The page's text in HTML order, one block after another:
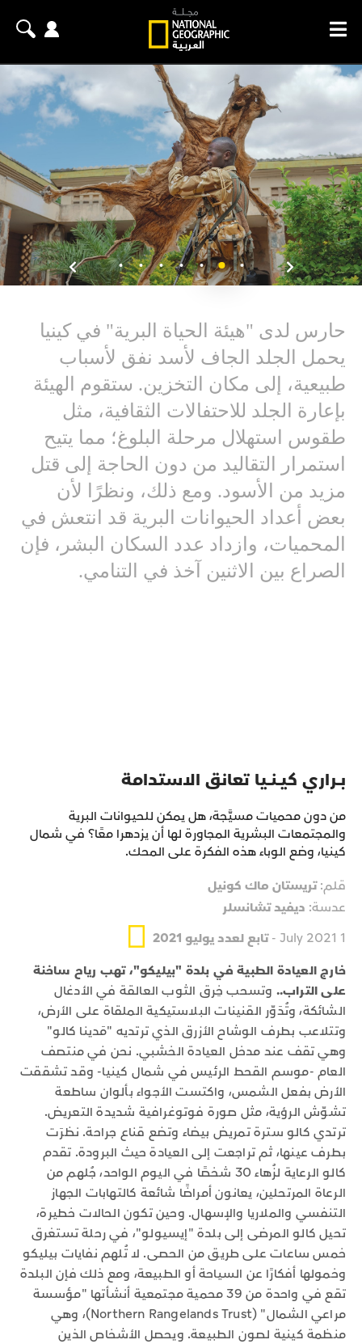
حارس لدى "هيئة الحياة البرية" في كينيا
يحمل الجلد الجاف لأسد نفق لأسباب
طبيعية، إلى مكان التخزين. ستقوم الهيئة
بإعارة الجلد للاحتفالات الثقافية، مثل
طقوس استهلال مرحلة البلوغ؛ مما يتيح
استمرار التقاليد من دون الحاجة إلى قتل
مزيد من الأسود. ومع ذلك، ونظرًا لأن
بعض أعداد الحيوانات البرية قد انتعش في
المحميات، وازداد عدد السكان البشر، فإن
الصراع بين الاثنين آخذ في التنامي.
بــراري كيــنــيا تعانق الاستدامة
من دون محميات مسيَّجة، هل يمكن للحيوانات البرية
والمجتمعات البشرية المجاورة لها أن يزدهرا معًا؟ في شمال
كينيا، وضع الوباء هذه الفكرة على المحك.
قلم:تريستان ماك كونيل
عدسة: ديفيد تشانسلر
1 July 2021 -
تابع لعدد يوليو 2021
خارج العيادة الطبية في بلدة "بيليكو"، تهب رياح ساخنة
على التراب.. وتسحب خِرق الثوب العالقة في الأدغال
الشائكة، وتُدَوّر القنينات البلاستيكية الملقاة على الأرض،
وتتلاعب بطرف الوشاح الأزرق الذي ترتديه "مَدينا كالو"
وهي تقف عند مدخل العيادة الخشبي. نحن في منتصف
العام -موسم القحط الرئيس في شمال كينيا- وقد تشققت
الأرض بفعل الشمس، واكتست الأجواء بألوان ساطعة
تشوّش الرؤية، مثل صورة فوتوغرافية شديدة التعريض.
ترتدي كالو سترة تمريض بيضاء وتضع قناع جراحة. نظرَت
بطرف عينها، ثم تراجعت إلى العيادة حيث البرودة. تقدم
كالو الرعاية لزُهاء 30 شخصًا في اليوم الواحد، جُلهم من
الرعاة المرتحلين، يعانون أمراضًا شائعة كالتهابات الجهاز
التنفسي والملاريا والإسهال. وحين تكون الحالات خطيرة،
تحيل كالو المرضى إلى بلدة "إيسيولو"، في رحلة تستغرق
خمس ساعات على طريق من الحصى. لا تُلهم نفايات بيليكو
وخمولها أفكارًا عن السياحة أو الطبيعة، ومع ذلك فإن البلدة
تقع في واحدة من 39 محمية مجتمعية أنشأتها "مؤسسة
مراعي الشمال" (Northern Rangelands Trust)، وهي
منظمة كينية لصون الطبيعة. ويحصل الأشخاص الذين